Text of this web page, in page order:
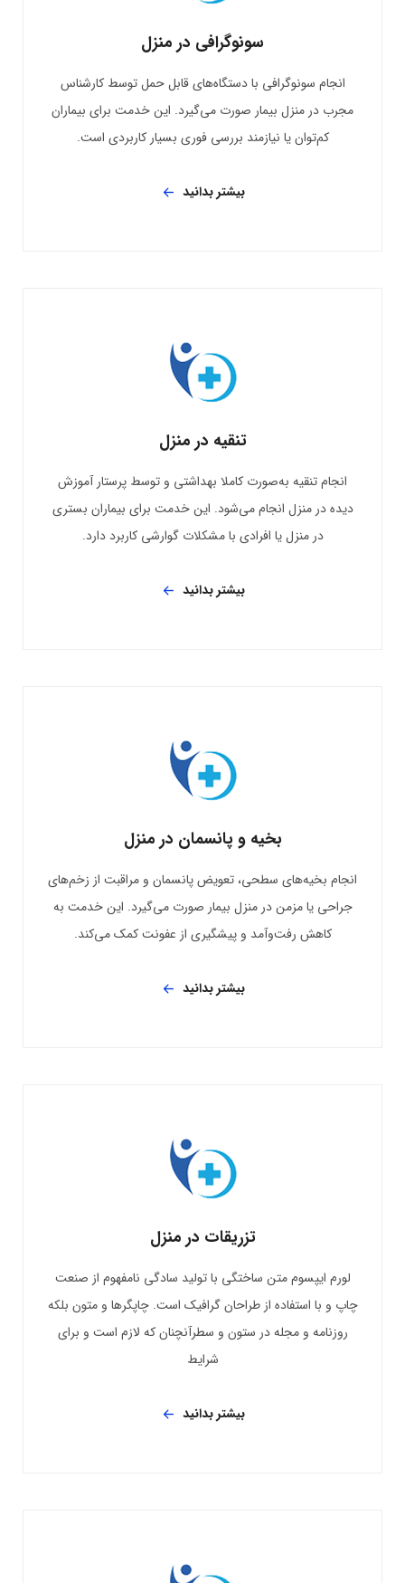
سونوگرافی در منزل
انجام سونوگرافی با دستگاه‌های قابل حمل توسط کارشناس
مجرب در منزل بیمار صورت می‌گیرد. این خدمت برای بیماران
کم‌توان یا نیازمند بررسی فوری بسیار کاربردی است.
بیشتر بدانید
تنقیه در منزل
انجام تنقیه به‌صورت کاملا بهداشتی و توسط پرستار آموزش‌
دیده در منزل انجام می‌شود. این خدمت برای بیماران بستری
در منزل یا افرادی با مشکلات گوارشی کاربرد دارد.
بیشتر بدانید
بخیه و پانسمان در منزل
انجام بخیه‌های سطحی، تعویض پانسمان و مراقبت از زخم‌های
جراحی یا مزمن در منزل بیمار صورت می‌گیرد. این خدمت به
کاهش رفت‌وآمد و پیشگیری از عفونت کمک می‌کند.
بیشتر بدانید
تزریقات در منزل
لورم ایپسوم متن ساختگی با تولید سادگی نامفهوم از صنعت
چاپ و با استفاده از طراحان گرافیک است. چاپگرها و متون بلکه
روزنامه و مجله در ستون و سطرآنچنان که لازم است و برای
شرایط
بیشتر بدانید